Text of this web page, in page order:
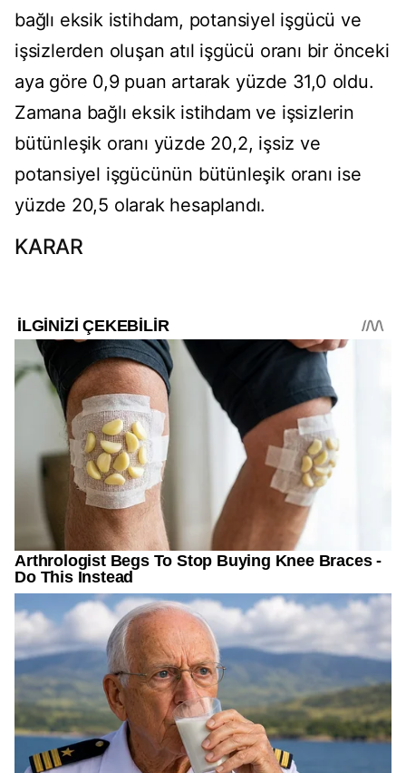
bağlı eksik istihdam, potansiyel işgücü ve
işsizlerden oluşan atıl işgücü oranı bir önceki
aya göre 0,9 puan artarak yüzde 31,0 oldu.
Zamana bağlı eksik istihdam ve işsizlerin
bütünleşik oranı yüzde 20,2, işsiz ve
potansiyel işgücünün bütünleşik oranı ise
yüzde 20,5 olarak hesaplandı.
KARAR